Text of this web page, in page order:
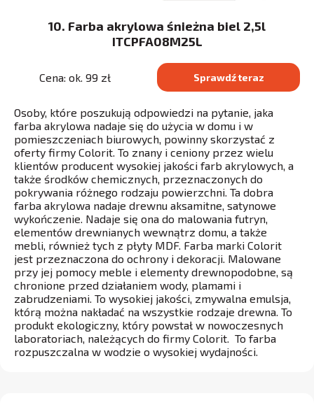
10. Farba akrylowa śnieżna biel 2,5l
ITCPFA08M25L
Cena: ok. 99 zł Sprawdź teraz
Osoby, które poszukują odpowiedzi na pytanie, jaka
farba akrylowa nadaje się do użycia w domu i w
pomieszczeniach biurowych, powinny skorzystać z
oferty firmy Colorit. To znany i ceniony przez wielu
klientów producent wysokiej jakości farb akrylowych, a
także środków chemicznych, przeznaczonych do
pokrywania różnego rodzaju powierzchni. Ta dobra
farba akrylowa nadaje drewnu aksamitne, satynowe
wykończenie. Nadaje się ona do malowania futryn,
elementów drewnianych wewnątrz domu, a także
mebli, również tych z płyty MDF. Farba marki Colorit
jest przeznaczona do ochrony i dekoracji. Malowane
przy jej pomocy meble i elementy drewnopodobne, są
chronione przed działaniem wody, plamami i
zabrudzeniami. To wysokiej jakości, zmywalna emulsja,
którą można nakładać na wszystkie rodzaje drewna. To
produkt ekologiczny, który powstał w nowoczesnych
laboratoriach, należących do firmy Colorit. To farba
rozpuszczalna w wodzie o wysokiej wydajności.